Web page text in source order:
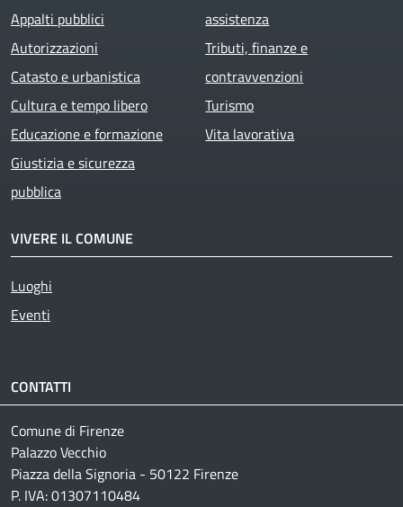
Appalti pubblici
Autorizzazioni
Catasto e urbanistica
Cultura e tempo libero
Educazione e formazione
Giustizia e sicurezza
pubblica
assistenza
Tributi, finanze e
contravvenzioni
Turismo
Vita lavorativa
VIVERE IL COMUNE
Luoghi
Eventi
CONTATTI
Comune di Firenze
Palazzo Vecchio
Piazza della Signoria - 50122 Firenze
P. IVA: 01307110484